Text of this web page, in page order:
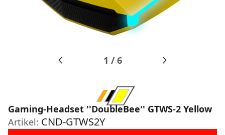
1 /6
Gaming-Headset ''DoubleBee'' GTWS-2 Yellow
Artikel: CND-GTWS2Y